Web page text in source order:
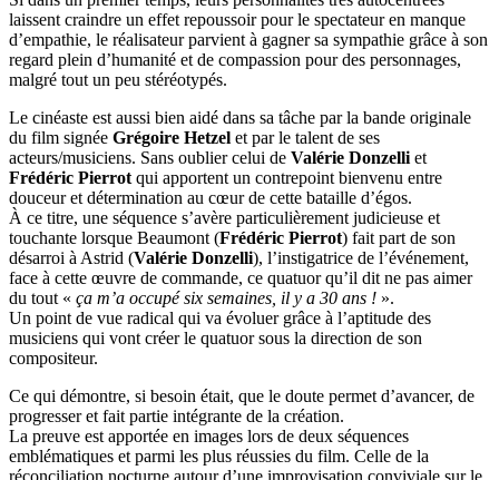
laissent craindre un effet repoussoir pour le spectateur en manque
d’empathie, le réalisateur parvient à gagner sa sympathie grâce à son
regard plein d’humanité et de compassion pour des personnages,
malgré tout un peu stéréotypés.
Le cinéaste est aussi bien aidé dans sa tâche par la bande originale
du film signée Grégoire Hetzel et par le talent de ses
acteurs/musiciens. Sans oublier celui de Valérie Donzelli et
Frédéric Pierrot qui apportent un contrepoint bienvenu entre
douceur et détermination au cœur de cette bataille d’égos.
À ce titre, une séquence s’avère particulièrement judicieuse et
touchante lorsque Beaumont (Frédéric Pierrot) fait part de son
désarroi à Astrid (Valérie Donzelli), l’instigatrice de l’événement,
face à cette œuvre de commande, ce quatuor qu’il dit ne pas aimer
du tout « ça m’a occupé six semaines, il y a 30 ans ! ».
Un point de vue radical qui va évoluer grâce à l’aptitude des
musiciens qui vont créer le quatuor sous la direction de son
compositeur.
Ce qui démontre, si besoin était, que le doute permet d’avancer, de
progresser et fait partie intégrante de la création.
La preuve est apportée en images lors de deux séquences
emblématiques et parmi les plus réussies du film. Celle de la
réconciliation nocturne autour d’une improvisation conviviale sur le